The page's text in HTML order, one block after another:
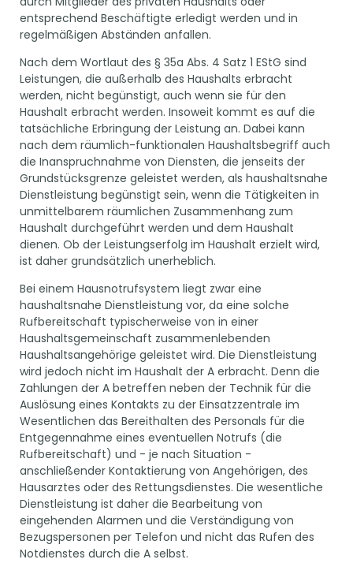
entsprechend Beschäftigte erledigt werden und in
regelmäßigen Abständen anfallen.
Nach dem Wortlaut des § 35a Abs. 4 Satz 1 EStG sind
Leistungen, die außerhalb des Haushalts erbracht
werden, nicht begünstigt, auch wenn sie für den
Haushalt erbracht werden. Insoweit kommt es auf die
tatsächliche Erbringung der Leistung an. Dabei kann
nach dem räumlich-funktionalen Haushaltsbegriff auch
die Inanspruchnahme von Diensten, die jenseits der
Grundstücksgrenze geleistet werden, als haushaltsnahe
Dienstleistung begünstigt sein, wenn die Tätigkeiten in
unmittelbarem räumlichen Zusammenhang zum
Haushalt durchgeführt werden und dem Haushalt
dienen. Ob der Leistungserfolg im Haushalt erzielt wird,
ist daher grundsätzlich unerheblich.
Bei einem Hausnotrufsystem liegt zwar eine
haushaltsnahe Dienstleistung vor, da eine solche
Rufbereitschaft typischerweise von in einer
Haushaltsgemeinschaft zusammenlebenden
Haushaltsangehörige geleistet wird. Die Dienstleistung
wird jedoch nicht im Haushalt der A erbracht. Denn die
Zahlungen der A betreffen neben der Technik für die
Auslösung eines Kontakts zu der Einsatzzentrale im
Wesentlichen das Bereithalten des Personals für die
Entgegennahme eines eventuellen Notrufs (die
Rufbereitschaft) und - je nach Situation -
anschließender Kontaktierung von Angehörigen, des
Hausarztes oder des Rettungsdienstes. Die wesentliche
Dienstleistung ist daher die Bearbeitung von
eingehenden Alarmen und die Verständigung von
Bezugspersonen per Telefon und nicht das Rufen des
Notdienstes durch die A selbst.